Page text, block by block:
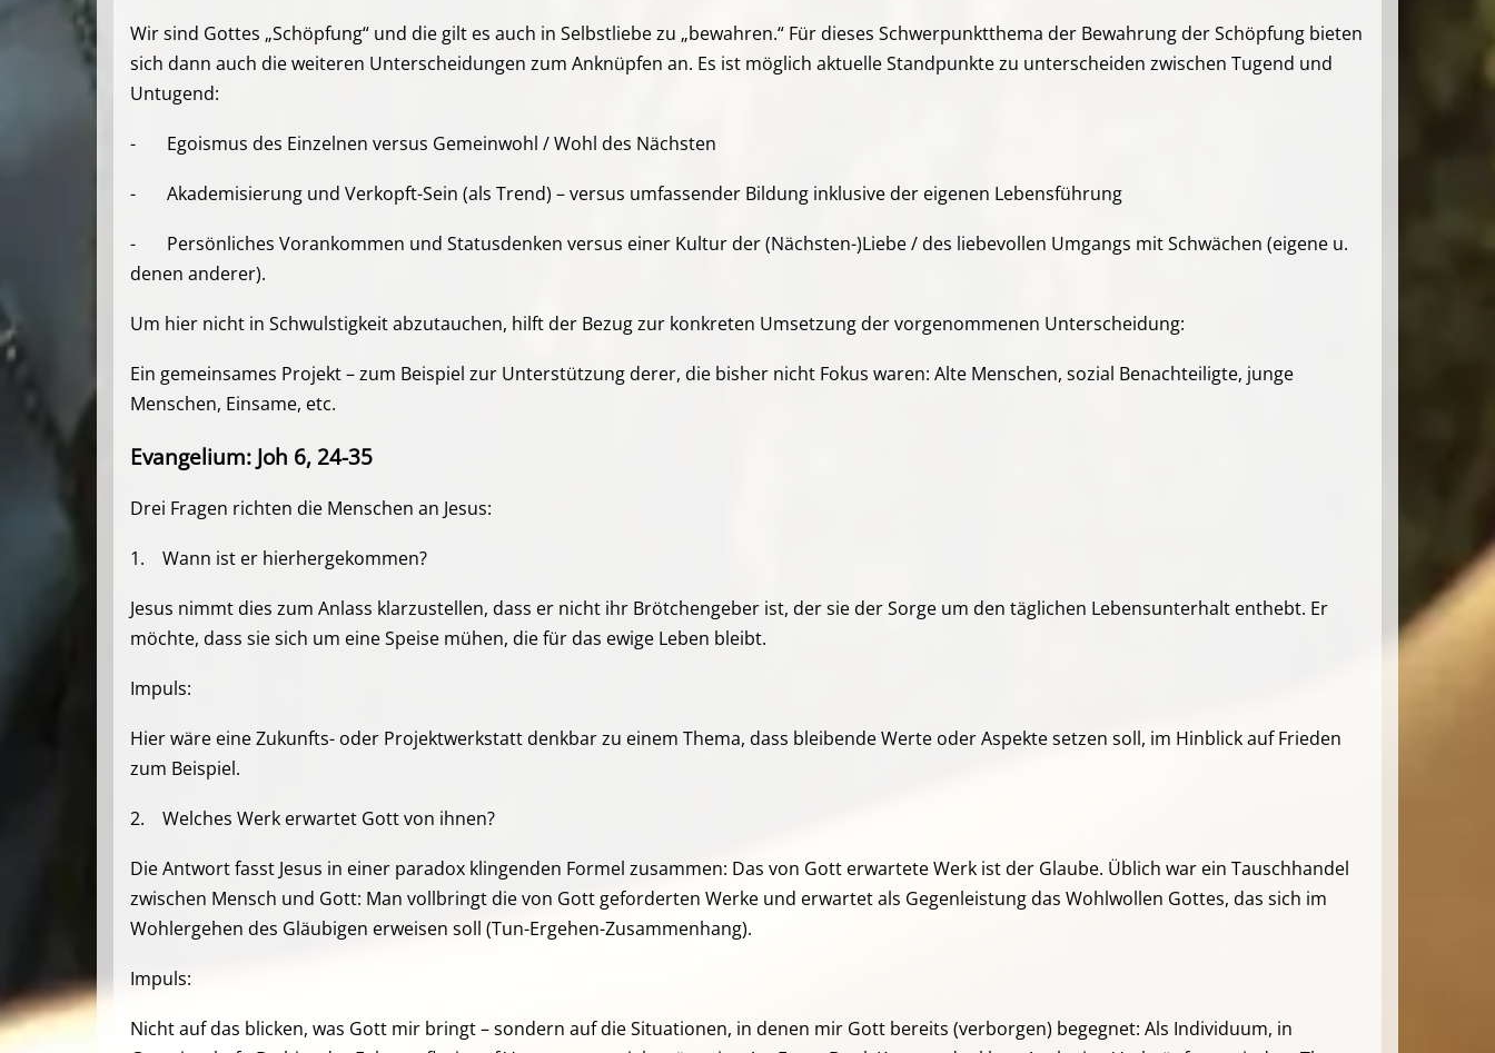
Wir sind Gottes „Schöpfung“ und die gilt es auch in Selbstliebe zu „bewahren.“ Für dieses Schwerpunktthema der Bewahrung der Schöpfung bieten
sich dann auch die weiteren Unterscheidungen zum Anknüpfen an. Es ist möglich aktuelle Standpunkte zu unterscheiden zwischen Tugend und
Untugend:
- Egoismus des Einzelnen versus Gemeinwohl / Wohl des Nächsten
- Akademisierung und Verkopft-Sein (als Trend) – versus umfassender Bildung inklusive der eigenen Lebensführung
- Persönliches Vorankommen und Statusdenken versus einer Kultur der (Nächsten-)Liebe / des liebevollen Umgangs mit Schwächen (eigene u.
denen anderer).
Um hier nicht in Schwulstigkeit abzutauchen, hilft der Bezug zur konkreten Umsetzung der vorgenommenen Unterscheidung:
Ein gemeinsames Projekt – zum Beispiel zur Unterstützung derer, die bisher nicht Fokus waren: Alte Menschen, sozial Benachteiligte, junge
Menschen, Einsame, etc.
Evangelium: Joh 6, 24-35
Drei Fragen richten die Menschen an Jesus:
1. Wann ist er hierhergekommen?
Jesus nimmt dies zum Anlass klarzustellen, dass er nicht ihr Brötchengeber ist, der sie der Sorge um den täglichen Lebensunterhalt enthebt. Er
möchte, dass sie sich um eine Speise mühen, die für das ewige Leben bleibt.
Impuls:
Hier wäre eine Zukunfts- oder Projektwerkstatt denkbar zu einem Thema, dass bleibende Werte oder Aspekte setzen soll, im Hinblick auf Frieden
zum Beispiel.
2. Welches Werk erwartet Gott von ihnen?
Die Antwort fasst Jesus in einer paradox klingenden Formel zusammen: Das von Gott erwartete Werk ist der Glaube. Üblich war ein Tauschhandel
zwischen Mensch und Gott: Man vollbringt die von Gott geforderten Werke und erwartet als Gegenleistung das Wohlwollen Gottes, das sich im
Wohlergehen des Gläubigen erweisen soll (Tun-Ergehen-Zusammenhang).
Impuls:
Nicht auf das blicken, was Gott mir bringt – sondern auf die Situationen, in denen mir Gott bereits (verborgen) begegnet: Als Individuum, in